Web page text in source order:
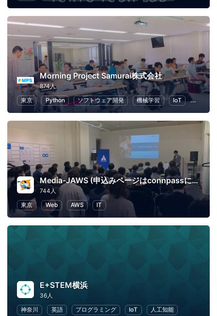
Morning Project Samurai株式会社
874人
東京
Python ソフトウェア開発 機械学習 IoT キャリ
Media-JAWS (申込みページはconnpassに移行しました)
744人
東京
Web AWS IT
E+STEM横浜
36人
神奈川
英語 プログラミング IoT 人工知能